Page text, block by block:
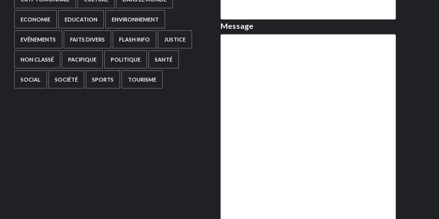
ECONOMIE EDUCATION ENVIRONNEMENT
EVÉNEMENTS FAITS DIVERS FLASH INFO JUSTICE
NON CLASSÉ PACIFIQUE POLITIQUE SANTÉ
SOCIAL SOCIÉTÉ SPORTS TOURISME
Message